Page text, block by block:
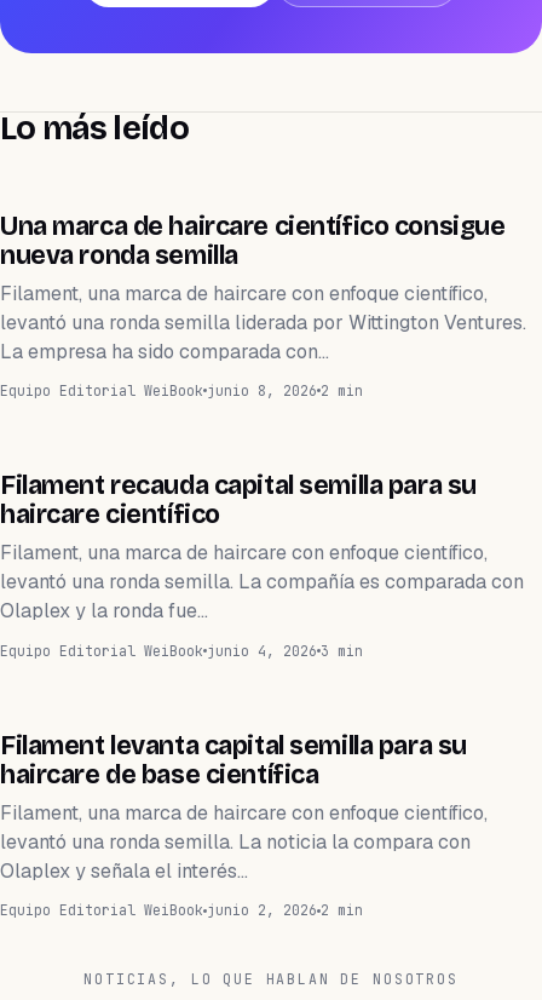
Lo más leído
Una marca de haircare científico consigue
nueva ronda semilla
Filament, una marca de haircare con enfoque científico,
levantó una ronda semilla liderada por Wittington Ventures.
La empresa ha sido comparada con…
Equipo Editorial WeiBook junio 8, 2026 2 min
FINANZAS
Filament recauda capital semilla para su
haircare científico
Filament, una marca de haircare con enfoque científico,
levantó una ronda semilla. La compañía es comparada con
Olaplex y la ronda fue…
Equipo Editorial WeiBook junio 4, 2026 3 min
FINANZAS
Filament levanta capital semilla para su
haircare de base científica
Filament, una marca de haircare con enfoque científico,
levantó una ronda semilla. La noticia la compara con
Olaplex y señala el interés…
Equipo Editorial WeiBook junio 2, 2026 2 min
NOTICIAS, LO QUE HABLAN DE NOSOTROS